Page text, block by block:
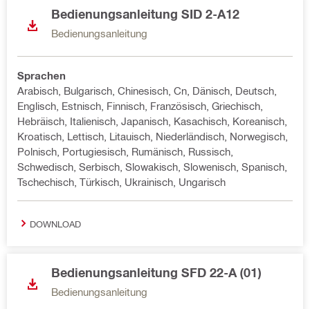
Bedienungsanleitung SID 2-A12
Bedienungsanleitung
Sprachen
Arabisch, Bulgarisch, Chinesisch, Cn, Dänisch, Deutsch,
Englisch, Estnisch, Finnisch, Französisch, Griechisch,
Hebräisch, Italienisch, Japanisch, Kasachisch, Koreanisch,
Kroatisch, Lettisch, Litauisch, Niederländisch, Norwegisch,
Polnisch, Portugiesisch, Rumänisch, Russisch,
Schwedisch, Serbisch, Slowakisch, Slowenisch, Spanisch,
Tschechisch, Türkisch, Ukrainisch, Ungarisch
DOWNLOAD
Bedienungsanleitung SFD 22-A (01)
Bedienungsanleitung